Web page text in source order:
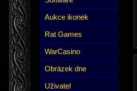
Aukce ikonek
Rat Games
WarCasino
Obrázek dne
Uživatel